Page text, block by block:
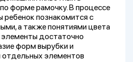
форме рамочку. В процессе
ребенок познакомится с
а также понятиями цвета
достаточно
форм вырубки и
элементов